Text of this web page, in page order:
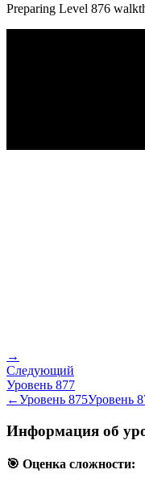
Preparing Level 876
→
Следующий
Уровень 877
←Уровень 875Уровень
Информация об
🎯 Оценка сложности: